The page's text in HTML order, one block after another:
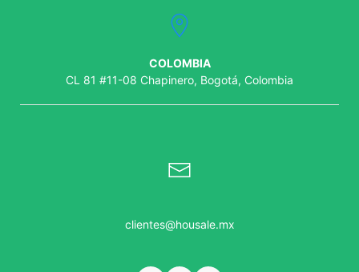
COLOMBIA
CL 81 #11-08 Chapinero, Bogotá, Colombia
clientes@housale.mx